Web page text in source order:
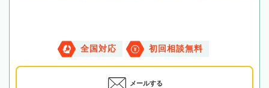
全国対応 初回相談無料
メールする